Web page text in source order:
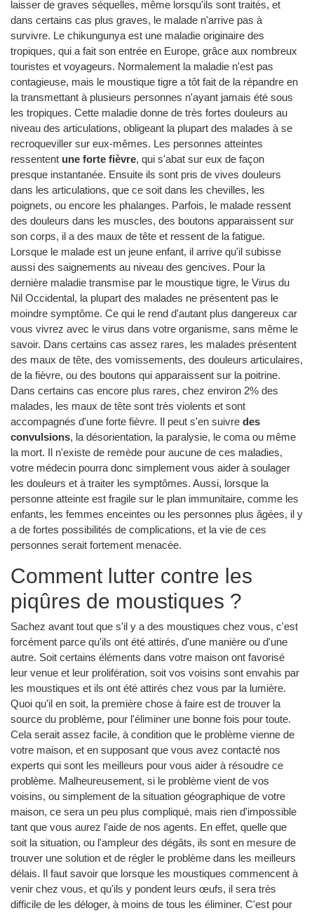
laisser de graves séquelles, même lorsqu'ils sont traités, et
dans certains cas plus graves, le malade n'arrive pas à
survivre. Le chikungunya est une maladie originaire des
tropiques, qui a fait son entrée en Europe, grâce aux nombreux
touristes et voyageurs. Normalement la maladie n'est pas
contagieuse, mais le moustique tigre a tôt fait de la répandre en
la transmettant à plusieurs personnes n'ayant jamais été sous
les tropiques. Cette maladie donne de très fortes douleurs au
niveau des articulations, obligeant la plupart des malades à se
recroqueviller sur eux-mêmes. Les personnes atteintes
ressentent une forte fièvre, qui s'abat sur eux de façon
presque instantanée. Ensuite ils sont pris de vives douleurs
dans les articulations, que ce soit dans les chevilles, les
poignets, ou encore les phalanges. Parfois, le malade ressent
des douleurs dans les muscles, des boutons apparaissent sur
son corps, il a des maux de tête et ressent de la fatigue.
Lorsque le malade est un jeune enfant, il arrive qu'il subisse
aussi des saignements au niveau des gencives. Pour la
dernière maladie transmise par le moustique tigre, le Virus du
Nil Occidental, la plupart des malades ne présentent pas le
moindre symptôme. Ce qui le rend d'autant plus dangereux car
vous vivrez avec le virus dans votre organisme, sans même le
savoir. Dans certains cas assez rares, les malades présentent
des maux de tête, des vomissements, des douleurs articulaires,
de la fièvre, ou des boutons qui apparaissent sur la poitrine.
Dans certains cas encore plus rares, chez environ 2% des
malades, les maux de tête sont très violents et sont
accompagnés d'une forte fièvre. Il peut s'en suivre des
convulsions, la désorientation, la paralysie, le coma ou même
la mort. Il n'existe de remède pour aucune de ces maladies,
votre médecin pourra donc simplement vous aider à soulager
les douleurs et à traiter les symptômes. Aussi, lorsque la
personne atteinte est fragile sur le plan immunitaire, comme les
enfants, les femmes enceintes ou les personnes plus âgées, il y
a de fortes possibilités de complications, et la vie de ces
personnes serait fortement menacée.
Comment lutter contre les
piqûres de moustiques ?
Sachez avant tout que s'il y a des moustiques chez vous, c'est
forcément parce qu'ils ont été attirés, d'une manière ou d'une
autre. Soit certains éléments dans votre maison ont favorisé
leur venue et leur prolifération, soit vos voisins sont envahis par
les moustiques et ils ont été attirés chez vous par la lumière.
Quoi qu'il en soit, la première chose à faire est de trouver la
source du problème, pour l'éliminer une bonne fois pour toute.
Cela serait assez facile, à condition que le problème vienne de
votre maison, et en supposant que vous avez contacté nos
experts qui sont les meilleurs pour vous aider à résoudre ce
problème. Malheureusement, si le problème vient de vos
voisins, ou simplement de la situation géographique de votre
maison, ce sera un peu plus compliqué, mais rien d'impossible
tant que vous aurez l'aide de nos agents. En effet, quelle que
soit la situation, ou l'ampleur des dégâts, ils sont en mesure de
trouver une solution et de régler le problème dans les meilleurs
délais. Il faut savoir que lorsque les moustiques commencent à
venir chez vous, et qu'ils y pondent leurs œufs, il sera très
difficile de les déloger, à moins de tous les éliminer. C'est pour